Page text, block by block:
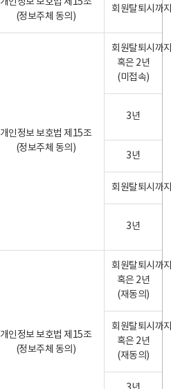
(정보주체 동의)
회원탈퇴시까
개인정보 보호법 제15조
(정보주체 동의)
회원탈퇴시까
혹은 2년
(미접속)
3년
3년
회원탈퇴시까
3년
개인정보 보호법 제15조
(정보주체 동의)
회원탈퇴시까
혹은 2년
(재동의)
회원탈퇴시까
혹은 2년
(재동의)